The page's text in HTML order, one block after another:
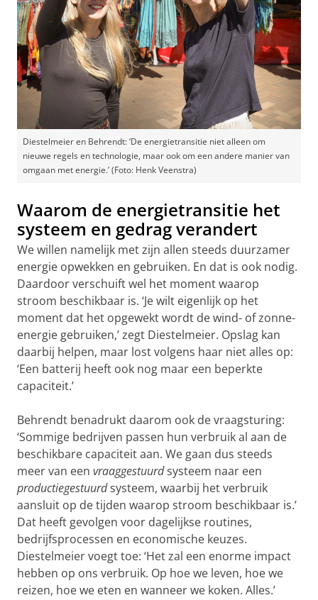
Diestelmeier en Behrendt: ‘De energietransitie niet alleen om
nieuwe regels en technologie, maar ook om een andere manier van
omgaan met energie.’ (Foto: Henk Veenstra)
Waarom de energietransitie het
systeem en gedrag verandert
We willen namelijk met zijn allen steeds duurzamer
energie opwekken en gebruiken. En dat is ook nodig.
Daardoor verschuift wel het moment waarop
stroom beschikbaar is. ‘Je wilt eigenlijk op het
moment dat het opgewekt wordt de wind- of zonne-
energie gebruiken,’ zegt Diestelmeier. Opslag kan
daarbij helpen, maar lost volgens haar niet alles op:
‘Een batterij heeft ook nog maar een beperkte
capaciteit.’
Behrendt benadrukt daarom ook de vraagsturing:
‘Sommige bedrijven passen hun verbruik al aan de
beschikbare capaciteit aan. We gaan dus steeds
meer van een vraaggestuurdsysteem naar een
productiegestuurdsysteem, waarbij het verbruik
aansluit op de tijden waarop stroom beschikbaar is.’
Dat heeft gevolgen voor dagelijkse routines,
bedrijfsprocessen en economische keuzes.
Diestelmeier voegt toe: ‘Het zal een enorme impact
hebben op ons verbruik. Op hoe we leven, hoe we
reizen, hoe we eten en wanneer we koken. Alles.’